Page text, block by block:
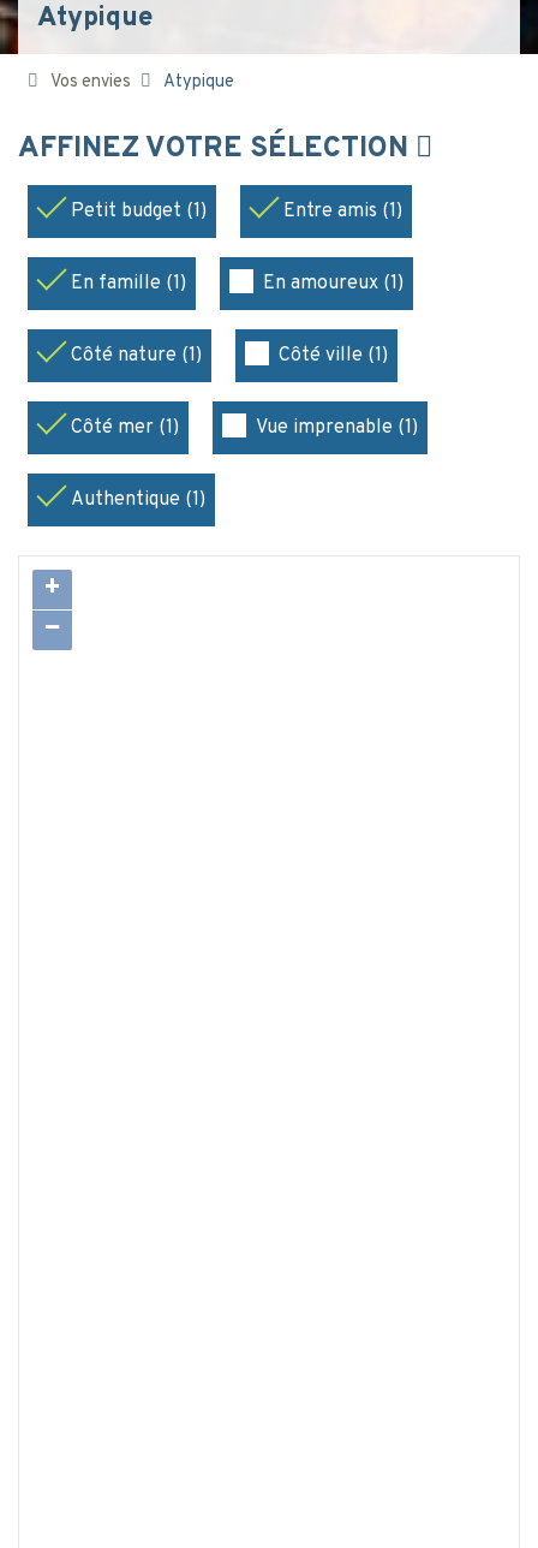
Atypique
Vos envies Atypique
AFFINEZ VOTRE SÉLECTION
Petit budget (1) Entre amis (1)
En famille (1) En amoureux (1)
Côté nature (1) Côté ville (1)
Côté mer (1) Vue imprenable (1)
Authentique (1)
+
−